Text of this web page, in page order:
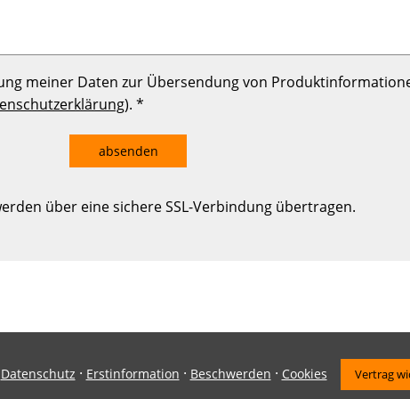
meiner Daten zur Übersendung von
). *
absenden
über eine sichere SSL-Verbindung übertragen.
Datenschutz · Erstinformation · Beschwerden · Cookies Vertrag